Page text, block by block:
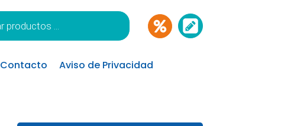
Contacto Aviso de Privacidad